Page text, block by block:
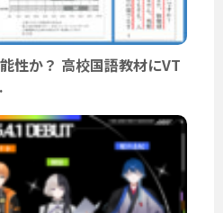
性か？ 高校国語教材にVT